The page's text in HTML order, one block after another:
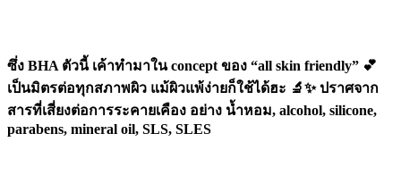
ซึ่ง BHA ตัวนี้ เค้าทำมาใน concept ของ “all skin friendly” 💕
เป็นมิตรต่อทุกสภาพผิว แม้ผิวแพ้ง่ายก็ใช้ได้ฮะ 🔬✨ ปราศจาก
สารที่เสี่ยงต่อการระคายเคือง อย่าง น้ำหอม, alcohol, silicone,
parabens, mineral oil, SLS, SLES